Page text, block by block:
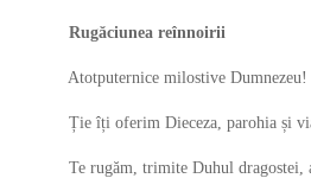
Rugăciunea reînnoirii
Atotputernice milostive Dumnezeu!
Ție îți oferim Dieceza, parohia și
Te rugăm, trimite Duhul dragostei, al